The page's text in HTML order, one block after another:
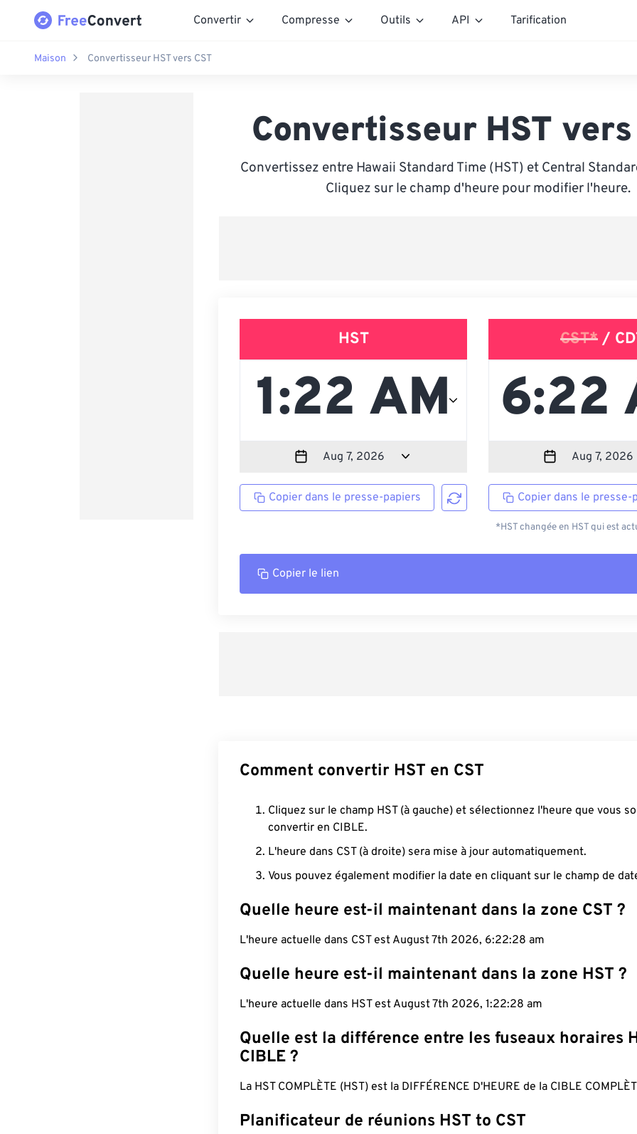
Convertir Compresse Outils API Tarification
Maison Convertisseur HST vers CST
Convertisseur HST vers
Convertissez entre Hawaii Standard Time (HST) et Central
Cliquez sur le champ d'heure pour modifier l'heure.
HST
Copier dans le presse-papiers
CST*/
Copier dans le presse-
*HST changée en HST qui est
Copier le lien
Comment convertir HST en CST
Cliquez sur le champ HST (à gauche) et sélectionnez l'heure que vous
convertir en CIBLE.
L'heure dans CST (à droite) sera mise à jour automatiquement.
Vous pouvez également modifier la date en cliquant sur le champ de
Quelle heure est-il maintenant dans la zone CST ?
L'heure actuelle dans CST est August 7th 2026, 6:22:29 am
Quelle heure est-il maintenant dans la zone HST ?
L'heure actuelle dans HST est August 7th 2026, 1:22:29 am
Quelle est la différence entre les fuseaux horaires
CIBLE ?
La HST COMPLÈTE (HST) est la DIFFÉRENCE D'HEURE de la CIBLE
Planificateur de réunions HST to CST